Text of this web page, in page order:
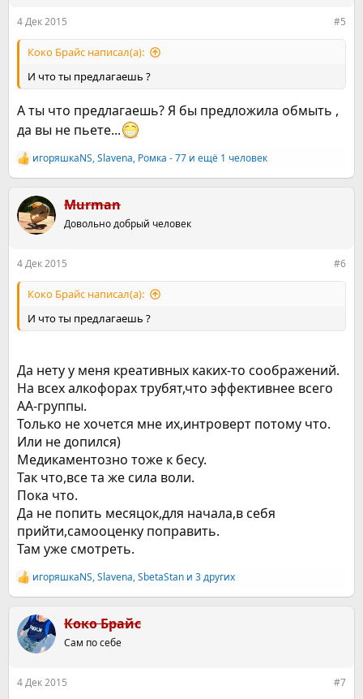
4 Дек 2015 #5
Коко Брайс написал(а):
И что ты предлагаешь ?
А ты что предлагаешь? Я бы предложила обмыть ,
да вы не пьете...
Р
е
к
ц
и
игоряшкаNS,Slavena, Ромка - 77 и ещё 1 человек
Murman
Довольно добрый человек
4 Дек 2015 #6
Коко Брайс написал(а):
И что ты предлагаешь ?
Да нету у меня креативных каких-то соображений.
На всех алкофорах трубят,что эффективнее всего
АА-группы.
Только не хочется мне их,интроверт потому что.
Или не допился)
Медикаментозно тоже к бесу.
Так что,все та же сила воли.
Пока что.
Да не попить месяцок,для начала,в себя
прийти,самооценку поправить.
Там уже смотреть.
Р
е
к
ц
и
игоряшкаNS,Slavena,SbetaStan и 3 других
Коко Брайс
Сам по себе
4 Дек 2015 #7